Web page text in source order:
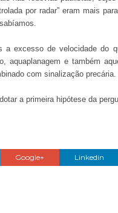
por radar” eram mais
excesso de velocidade do
aquaplanagem e também
com sinalização precária.
a primeira hipótese da
Google+ Linkedin